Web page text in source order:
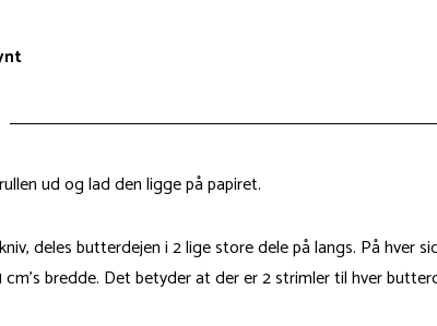
ud og lad den ligge på papiret.
deles butterdejen i 2 lige store dele på langs. På hver
cm's bredde. Det betyder at der er 2 strimler til hver